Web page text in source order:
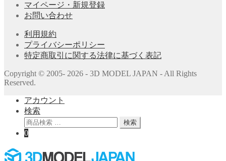
マイページ・新規登録
お問い合わせ
利用規約
プライバシーポリシー
特定商取引に関する法律に基づく表記
Copyright © 2005- 2026 - 3D MODEL JAPAN - All Rights
Reserved.
アカウント
検索
検
索
象:
検索
0